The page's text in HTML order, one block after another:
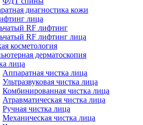
диагностика кожи
лица
RF лифтинг
RF лифтинг лица
косметология
дерматоскопия
лица
Аппаратная чистка лица
Ультразвуковая чистка лица
Комбинированная чистка лица
Атравматическая чистка лица
Ручная чистка лица
Механическая чистка лица